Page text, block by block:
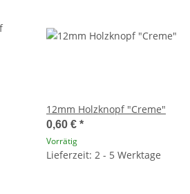
12mm Holzknopf "Creme"
0,60 € *
Vorrätig
Lieferzeit: 2 - 5 Werktage